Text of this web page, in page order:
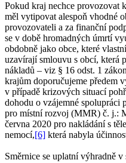
Pokud kraj nechce provozovat
měl vytipovat alespoň vhodné
provozovateli a za finanční
se v době hromadných úmrtí
obdobně jako obce, které
uzavírají smlouvu s obcí, která
nákladů – viz § 16 odst. 1
krajům doporučujeme předem
v případě krizových situací
dohodu o vzájemné spolupráci
pro místní rozvoj (MMR) č. j.:
června 2020 pro nakládání s
nemocí,[6] která nabyla
Směrnice se uplatní výhradně